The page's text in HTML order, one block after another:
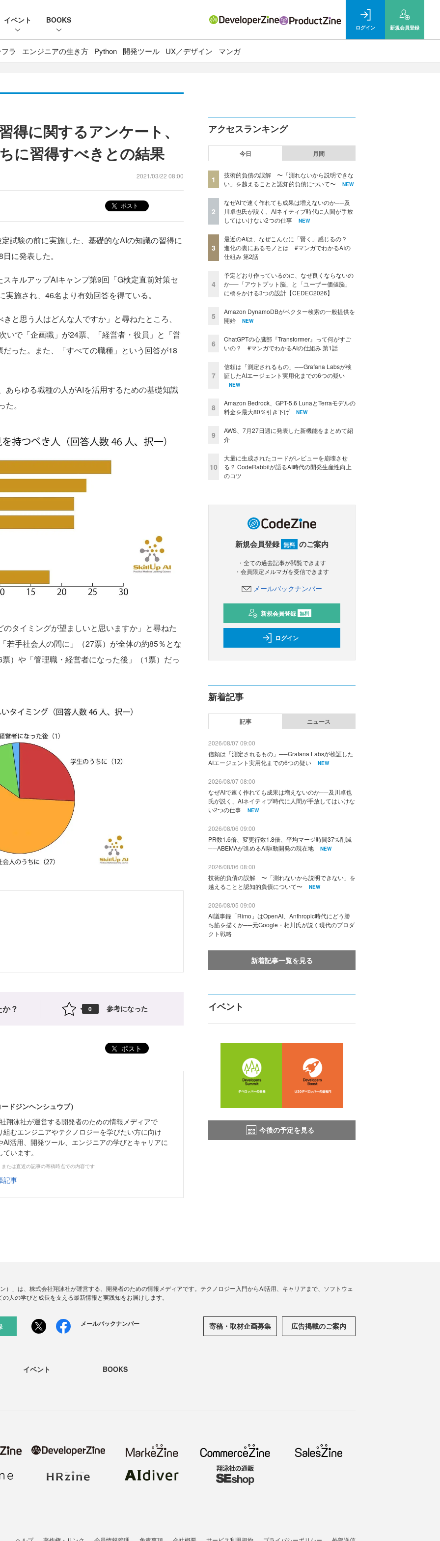
イベント BOOKS
ログイン 新規会員登録
ラ エンジニアの生き方 Python 開発ツール UX／デザイン マンガ
得に関するアンケート、
に習得すべきとの結果
2021/03/22 08:00
ポスト
験の前に実施した、基礎的なAIの知識の習得に
に発表した。
キルアップAIキャンプ第9回「G検定直前対策セ
施され、46名より有効回答を得ている。
思う人はどんな人ですか」と尋ねたところ、
いで「企画職」が24票、「経営者・役員」と「営
った。また、「すべての職種」という回答が18
らゆる職種の人がAIを活用するための基礎知識
。
タイミングが望ましいと思いますか」と尋ねた
若手社会人の間に」（27票）が全体の約85％とな
）や「管理職・経営者になった後」（1票）だっ
？ 0 参考になった
ポスト
ドジンヘンシュウブ）
翔泳社が運営する開発者のための情報メディアで
組むエンジニアやテクノロジーを学びたい方に向け
活用、開発ツール、エンジニアの学びとキャリアに
います。
たは直近の記事の寄稿時点での内容です
記事
アクセスランキング
今日 月間
1
技術的負債の誤解 〜「測れないから説明できな
い」を越えることと認知的負債について〜
NEW
2
なぜAIで速く作れても成果は増えないのか──及
川卓也氏が説く、AIネイティブ時代に人間が手放
してはいけない2つの仕事
NEW
3
最近のAIは、なぜこんなに「賢く」感じるの？
進化の裏にあるモノとは #マンガでわかるAIの
仕組み 第2話
4
予定どおり作っているのに、なぜ良くならないの
か──「アウトプット脳」と「ユーザー価値脳」
に橋をかける3つの設計【CEDEC2026】
5
Amazon DynamoDBがベクター検索の一般提供を
開始
NEW
6
ChatGPTの心臓部『Transformer』って何がすご
いの？ #マンガでわかるAIの仕組み 第1話
7
信頼は「測定されるもの」──Grafana Labsが検
証したAIエージェント実用化までの6つの疑い
NEW
8
Amazon Bedrock、GPT-5.6 LunaとTerraモデルの
料金を最大80％引き下げ
NEW
9
AWS、7月27日週に発表した新機能をまとめて紹
介
10
大量に生成されたコードがレビューを崩壊させ
る？ CodeRabbitが語るAI時代の開発生産性向上
のコツ
新規会員登録 無料 のご案内
・全ての過去記事が閲覧できます
・会員限定メルマガを受信できます
メールバックナンバー
新規会員登録 無料
ログイン
新着記事
記事 ニュース
2026/08/07 09:00
信頼は「測定されるもの」──Grafana Labsが検証した
AIエージェント実用化までの6つの疑い
NEW
2026/08/07 08:00
なぜAIで速く作れても成果は増えないのか──及川卓也
氏が説く、AIネイティブ時代に人間が手放してはいけな
い2つの仕事
NEW
2026/08/06 09:00
PR数1.6倍、変更行数1.8倍、平均マージ時間37%削減
──ABEMAが進めるAI駆動開発の現在地
NEW
2026/08/06 08:00
技術的負債の誤解 〜「測れないから説明できない」を
越えることと認知的負債について〜
NEW
2026/08/05 09:00
AI議事録「Rimo」はOpenAI、Anthropic時代にどう勝
ち筋を描くか──元Google・相川氏が説く現代のプロダ
クト戦略
新着記事一覧を見る
イベント
今後の予定を見る
）」は、株式会社翔泳社が運営する、開発者のための情報メディアです。テクノロジー入門からAI活用、キャリアまで、ソフトウェ
人の学びと成長を支える最新情報と実践知をお届けします。
メールバックナンバー 寄稿・取材企画募集 広告掲載のご案内
イベント BOOKS